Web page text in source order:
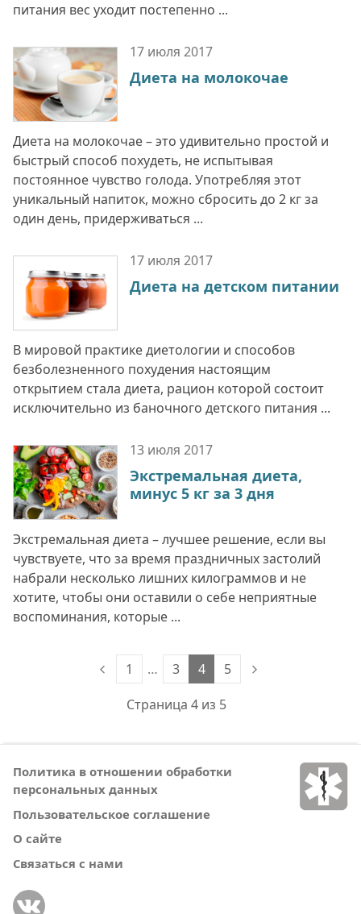
питания вес уходит постепенно ...
17 июля 2017
Диета на молокочае
Диета на молокочае – это удивительно простой и
быстрый способ похудеть, не испытывая
постоянное чувство голода. Употребляя этот
уникальный напиток, можно сбросить до 2 кг за
один день, придерживаться ...
17 июля 2017
Диета на детском питании
В мировой практике диетологии и способов
безболезненного похудения настоящим
открытием стала диета, рацион которой состоит
исключительно из баночного детского питания ...
13 июля 2017
Экстремальная диета,
минус 5 кг за 3 дня
Экстремальная диета – лучшее решение, если вы
чувствуете, что за время праздничных застолий
набрали несколько лишних килограммов и не
хотите, чтобы они оставили о себе неприятные
воспоминания, которые ...
Страница 4 из 5
1 … 3 4 5
Политика в отношении обработки
персональных данных
Пользовательское соглашение
О сайте
Связаться с нами